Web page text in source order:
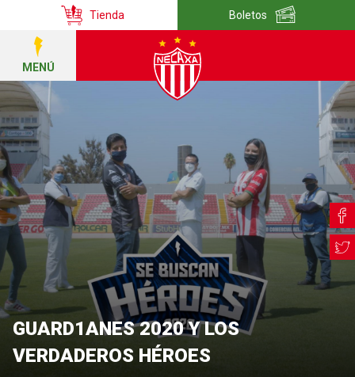
Tienda Boletos
MENÚ
GUARD1ANES 2020 Y LOS
VERDADEROS HÉROES